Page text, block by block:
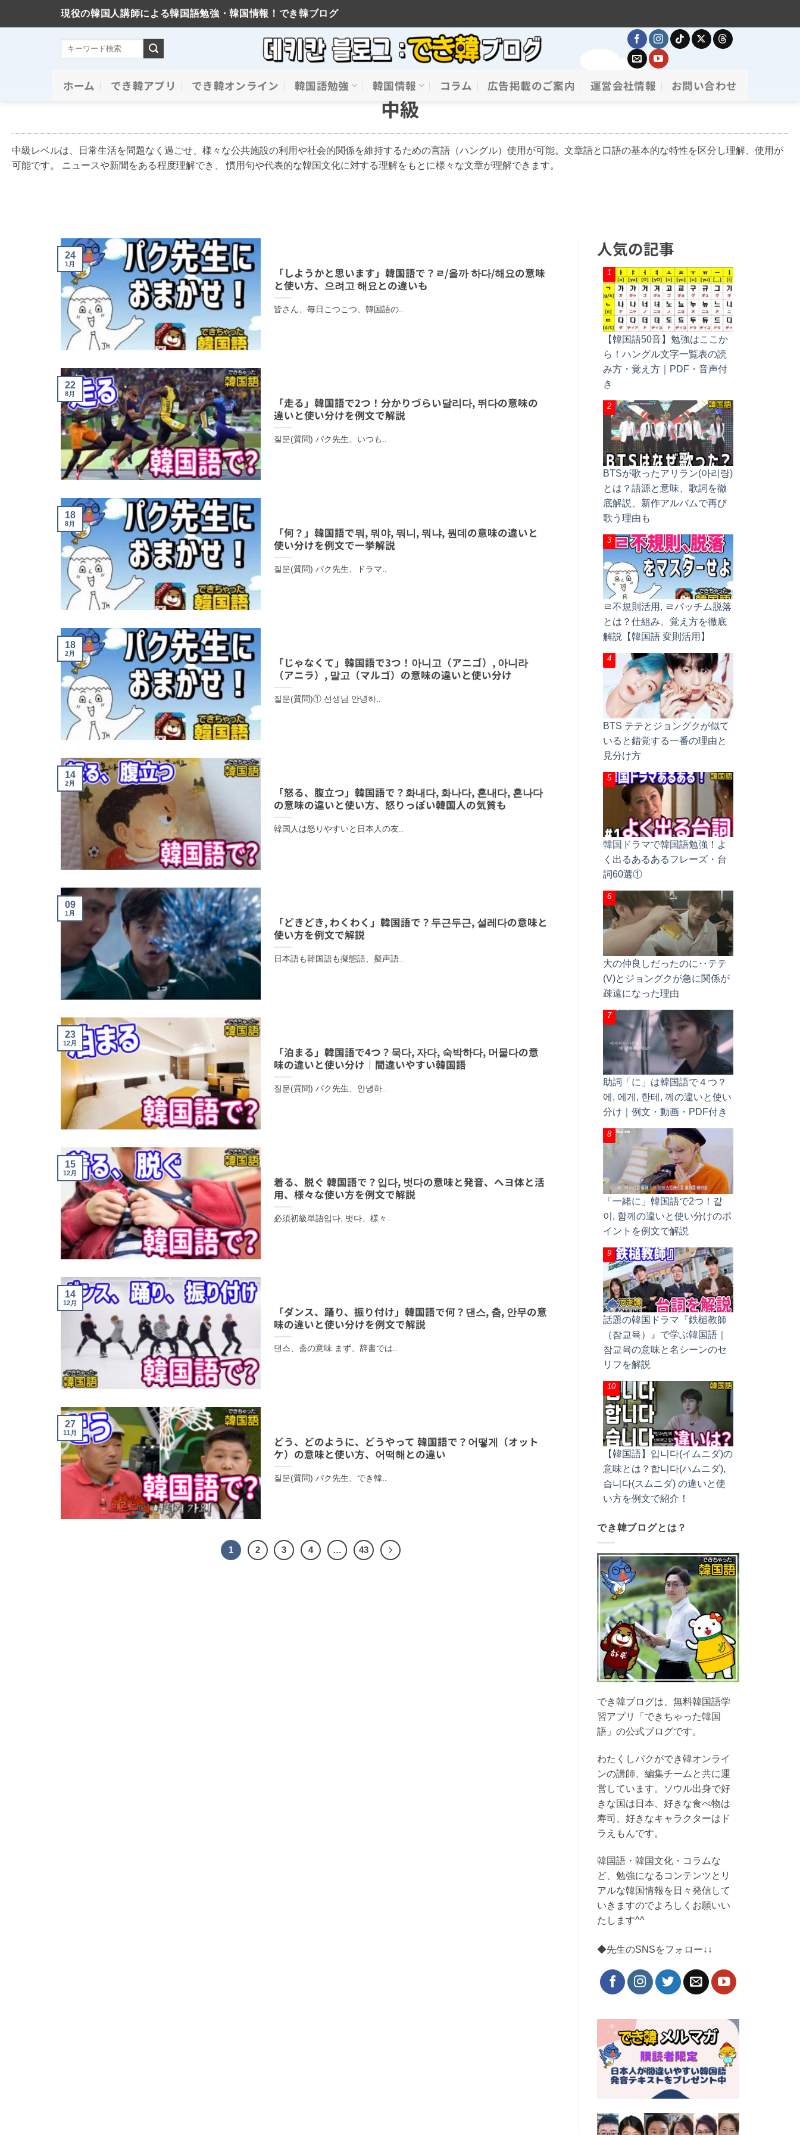
現役の韓国人講師による韓国語勉強・韓国情報！でき韓ブログ
ホーム でき韓アプリ でき韓オンライン 韓国語勉強 韓国情報 コラム 広告掲載のご案内 運営会社情報 お問い合わせ
중급
中級
中級レベルは、日常生活を問題なく過ごせ、様々な公共施設の利用や社会的関係を維持するための言語（ハングル）使用が可能。文章語と口語の基本的な特性を区分し理解、使用が
可能です。 ニュースや新聞をある程度理解でき、 慣用句や代表的な韓国文化に対する理解をもとに様々な文章が理解できます。
「しようかと思います」韓国語で？ㄹ/을까 하다/해요の意味
と使い方、으려고 해요との違いも
皆さん、毎日こつこつ、韓国語の..
24
1月
「走る」韓国語で2つ！分かりづらい달리다, 뛰다の意味の
違いと使い分けを例文で解説
질문(質問) パク先生、いつも..
22
8月
「何？」韓国語で뭐, 뭐야, 뭐니, 뭐냐, 뭔데の意味の違いと
使い分けを例文で一挙解説
질문(質問) パク先生、ドラマ..
18
8月
「じゃなくて」韓国語で3つ！아니고（アニゴ）, 아니라
（アニラ）, 말고（マルゴ）の意味の違いと使い分け
질문(質問)① 선생님 안녕하..
18
2月
「怒る、腹立つ」韓国語で？화내다, 화나다, 혼내다, 혼나다
の意味の違いと使い方、怒りっぽい韓国人の気質も
韓国人は怒りやすいと日本人の友..
14
2月
「どきどき, わくわく」韓国語で？두근두근, 설레다の意味と
使い方を例文で解説
日本語も韓国語も擬態語、擬声語..
09
1月
「泊まる」韓国語で4つ？묵다, 자다, 숙박하다, 머물다の意
味の違いと使い分け｜間違いやすい韓国語
질문(質問) パク先生、안녕하..
23
12月
着る、脱ぐ 韓国語で？입다, 벗다の意味と発音、へヨ体と活
用、様々な使い方を例文で解説
必須初級単語입다, 벗다、様々..
15
12月
「ダンス、踊り、振り付け」韓国語で何？댄스, 춤, 안무の意
味の違いと使い分けを例文で解説
댄스、춤の意味 まず、辞書では..
14
12月
どう、どのように、どうやって 韓国語で？어떻게（オット
ケ）の意味と使い方、어떡해との違い
질문(質問) パク先生、でき韓..
27
11月
1 2 3 4 … 43
人気の記事
【韓国語50音】勉強はここか
ら！ハングル文字一覧表の読
み方・覚え方｜PDF・音声付
き
BTSが歌ったアリラン(아리랑)
とは？語源と意味、歌詞を徹
底解説、新作アルバムで再び
歌う理由も
ㄹ不規則活用, ㄹパッチム脱落
とは？仕組み、覚え方を徹底
解説【韓国語 変則活用】
BTS テテとジョングクが似て
いると錯覚する一番の理由と
見分け方
韓国ドラマで韓国語勉強！よ
く出るあるあるフレーズ・台
詞60選①
大の仲良しだったのに‥テテ
(V)とジョングクが急に関係が
疎遠になった理由
助詞「に」は韓国語で４つ？
에, 에게, 한테, 께の違いと使い
分け｜例文・動画・PDF付き
「一緒に」韓国語で2つ！같
이, 함께の違いと使い分けのポ
イントを例文で解説
話題の韓国ドラマ『鉄槌教師
（참교육）』で学ぶ韓国語｜
참교육の意味と名シーンのセ
リフを解説
【韓国語】입니다(イムニダ)の
意味とは？합니다(ハムニダ),
습니다(スムニダ) の違いと使
い方を例文で紹介！
でき韓ブログとは？
でき韓ブログは、無料韓国語学
習アプリ「できちゃった韓国
語」の公式ブログです。
わたくしパクができ韓オンライ
ンの講師、編集チームと共に運
営しています。ソウル出身で好
きな国は日本、好きな食べ物は
寿司、好きなキャラクターはド
ラえもんです。
韓国語・韓国文化・コラムな
ど、勉強になるコンテンツとリ
アルな韓国情報を日々発信して
いきますのでよろしくお願いい
たします^^
◆先生のSNSをフォロー↓↓